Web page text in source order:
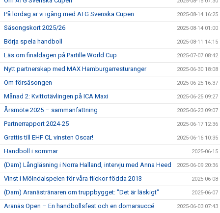
På lördag är vi igång med ATG Svenska Cupen 2025-08-14 16:25
Säsongskort 2025/26 2025-08-14 01:00
Börja spela handboll 2025-08-11 14:15
Läs om finaldagen på Partille World Cup 2025-07-07 08:42
Nytt partnerskap med MAX Hamburgarresturanger 2025-06-30 18:08
Om försäsongen 2025-06-25 16:37
Månad 2: Kvittotävlingen på ICA Maxi 2025-06-25 09:27
Årsmöte 2025 – sammanfattning 2025-06-23 09:07
Partnerrapport 2024-25 2025-06-17 12:36
Grattis till EHF CL vinsten Oscar! 2025-06-16 10:35
Handboll i sommar 2025-06-15
(Dam) Långläsning i Norra Halland, intervju med Anna Heed 2025-06-09 20:36
Vinst i Mölndalspelen för våra flickor födda 2013 2025-06-08
(Dam) Aranästränaren om truppbygget: "Det är läskigt" 2025-06-07
Aranäs Open – En handbollsfest och en domarsuccé 2025-06-03 07:43